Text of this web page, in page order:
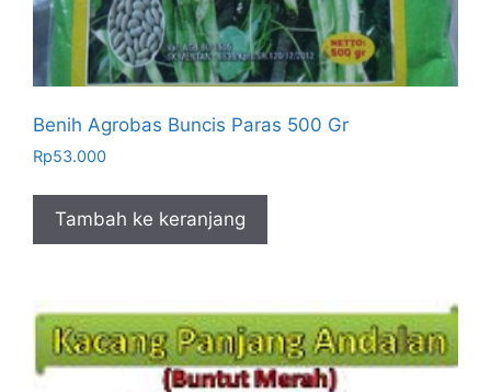
Benih Agrobas Buncis Paras 500 Gr
Rp53.000
Tambah ke keranjang